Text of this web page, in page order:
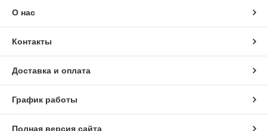
О нас
Контакты
Доставка и оплата
График работы
Полная версия сайта